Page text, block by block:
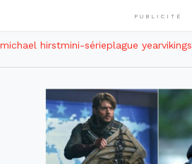
PUBLICITÉ
michael hirstmini-sérieplague yearvikings